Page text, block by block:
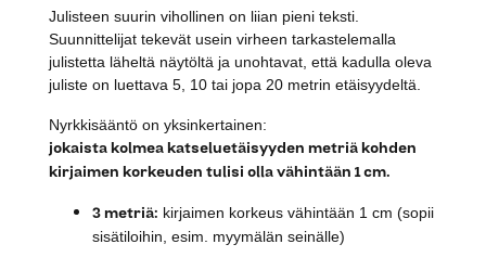
Julisteen suurin vihollinen on liian pieni teksti.
Suunnittelijat tekevät usein virheen tarkastelemalla
julistetta läheltä näytöltä ja unohtavat, että kadulla oleva
juliste on luettava 5, 10 tai jopa 20 metrin etäisyydeltä.
Nyrkkisääntö on yksinkertainen:
jokaista kolmea katseluetäisyyden metriä kohden
kirjaimen korkeuden tulisi olla vähintään 1 cm.
3 metriä: kirjaimen korkeus vähintään 1 cm (sopii
sisätiloihin, esim. myymälän seinälle)